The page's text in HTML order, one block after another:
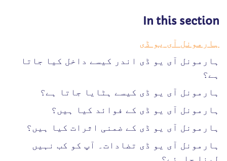
In this section
ہارمونل آی یو ڈی
ہارمونل آی یو ڈی اندر کیسے داخل کیا جاتا
ہے؟
ہارمونل آی یو ڈی کیسے ہٹایا جاتا ہے؟
ہارمونل آی یو ڈی کے فوائد کیا ہیں؟
ہارمونل آی یو ڈی کے ضمنی اثرات کیا ہیں؟
ہارمونل آی یو ڈی تضادات۔ آپ کو کب نہیں